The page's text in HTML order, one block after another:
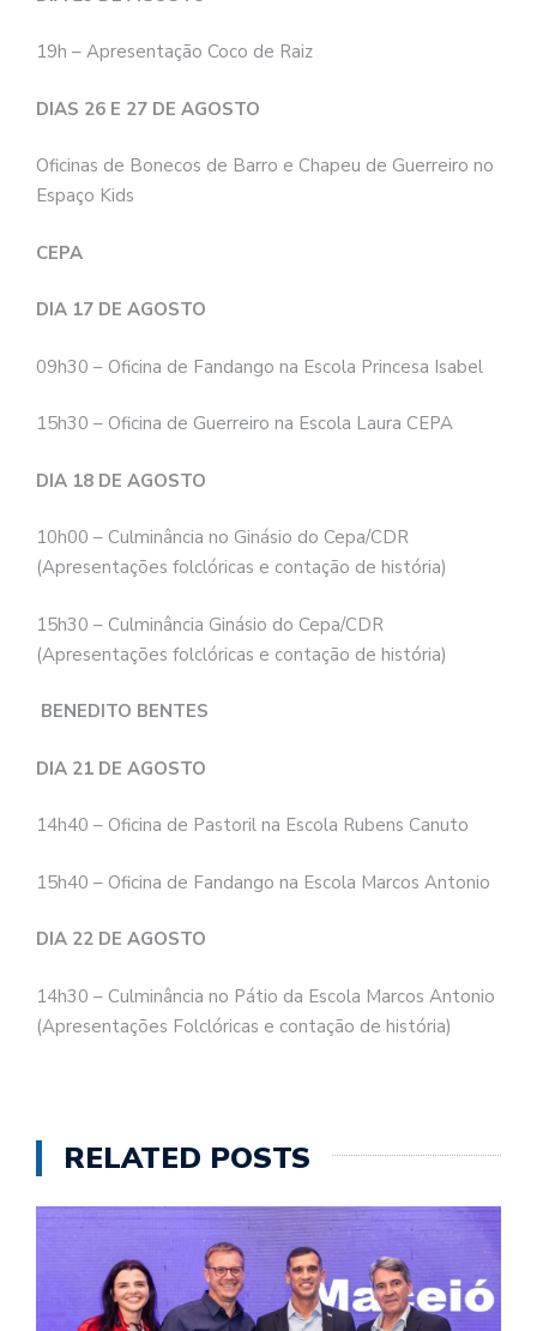
19h – Apresentação Coco de Raiz
DIAS 26 E 27 DE AGOSTO
Oficinas de Bonecos de Barro e Chapeu de Guerreiro no
Espaço Kids
CEPA
DIA 17 DE AGOSTO
09h30 – Oficina de Fandango na Escola Princesa Isabel
15h30 – Oficina de Guerreiro na Escola Laura CEPA
DIA 18 DE AGOSTO
10h00 – Culminância no Ginásio do Cepa/CDR
(Apresentações folclóricas e contação de história)
15h30 – Culminância Ginásio do Cepa/CDR
(Apresentações folclóricas e contação de história)
BENEDITO BENTES
DIA 21 DE AGOSTO
14h40 – Oficina de Pastoril na Escola Rubens Canuto
15h40 – Oficina de Fandango na Escola Marcos Antonio
DIA 22 DE AGOSTO
14h30 – Culminância no Pátio da Escola Marcos Antonio
(Apresentações Folclóricas e contação de história)
RELATED POSTS